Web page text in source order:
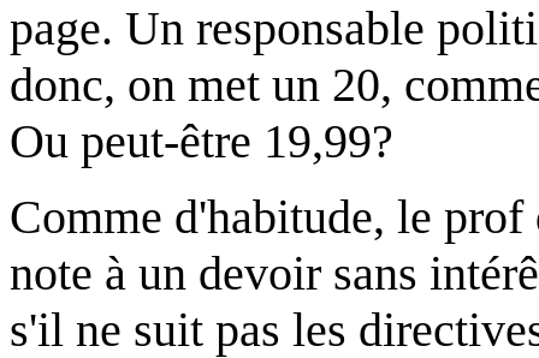
page. Un responsable
donc, on met un 20,
Ou peut-être 19,99?
Comme d'habitude, le prof
note à un devoir sans
s'il ne suit pas les